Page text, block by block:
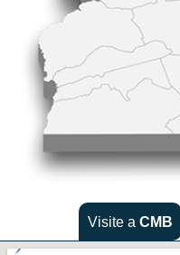
Visite a CMB